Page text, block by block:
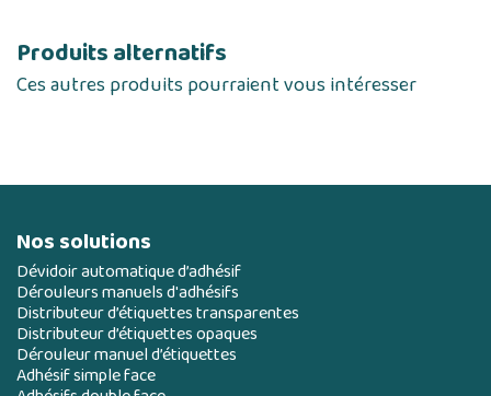
Produits alternatifs
Ces autres produits pourraient vous intéresser
Nos solutions
Dévidoir automatique d’adhésif
Dérouleurs manuels d'adhésifs
Distributeur d’étiquettes transparentes
Distributeur d’étiquettes opaques
Dérouleur manuel d’étiquettes
Adhésif simple face